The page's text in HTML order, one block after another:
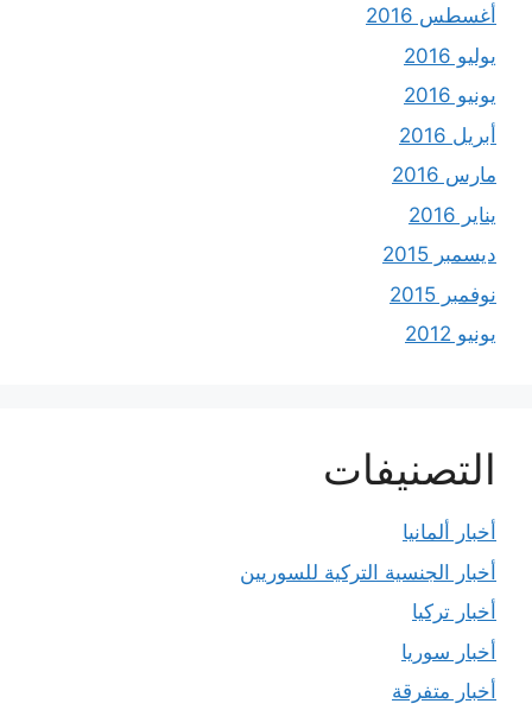
أغسطس 2016
يوليو 2016
يونيو 2016
أبريل 2016
مارس 2016
يناير 2016
ديسمبر 2015
نوفمبر 2015
يونيو 2012
التصنيفات
أخبار ألمانيا
أخبار الجنسية التركية للسوريين
أخبار تركيا
أخبار سوريا
أخبار متفرقة